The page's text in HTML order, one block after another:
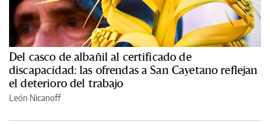
Del casco de albañil al certificado de
discapacidad: las ofrendas a San Cayetano reflejan
el deterioro del trabajo
León Nicanoff